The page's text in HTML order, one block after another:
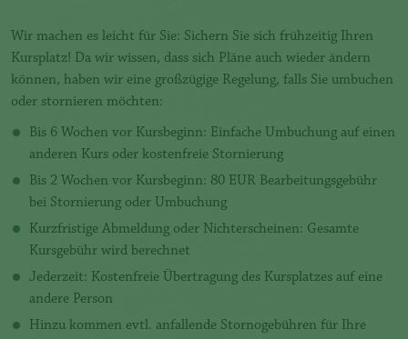
Wir machen es leicht für Sie: Sichern Sie sich frühzeitig Ihren
Kursplatz! Da wir wissen, dass sich Pläne auch wieder ändern
können, haben wir eine großzügige Regelung, falls Sie umbuchen
oder stornieren möchten:
Bis 6 Wochen vor Kursbeginn: Einfache Umbuchung auf einen
anderen Kurs oder kostenfreie Stornierung
Bis 2 Wochen vor Kursbeginn: 80 EUR Bearbeitungsgebühr
bei Stornierung oder Umbuchung
Kurzfristige Abmeldung oder Nichterscheinen: Gesamte
Kursgebühr wird berechnet
Jederzeit: Kostenfreie Übertragung des Kursplatzes auf eine
andere Person
Hinzu kommen evtl. anfallende Stornogebühren für Ihre